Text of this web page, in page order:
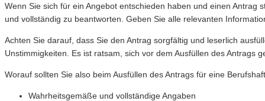
Wenn Sie sich für ein Angebot entschieden haben und einen
und vollständig zu beantworten. Geben Sie alle relevanten
Achten Sie darauf, dass Sie den Antrag sorgfältig und leserlich
Unstimmigkeiten. Es ist ratsam, sich vor dem Ausfüllen des Antrags
Worauf sollten Sie also beim Ausfüllen des Antrags für eine
Wahrheitsgemäße und vollständige Angaben